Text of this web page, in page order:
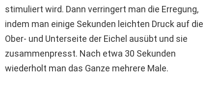
stimuliert wird. Dann verringert man die Erregung,
indem man einige Sekunden leichten Druck auf die
Ober- und Unterseite der Eichel ausübt und sie
zusammenpresst. Nach etwa 30 Sekunden
wiederholt man das Ganze mehrere Male.